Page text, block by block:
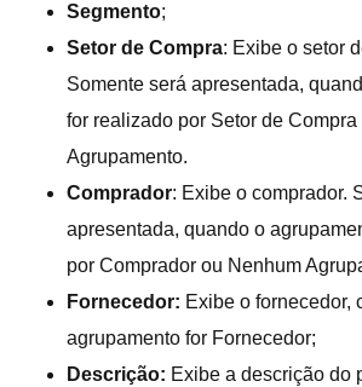
Segmento;
Setor de Compra: Exibe o setor
Somente será apresentada,
for realizado por Setor de
Agrupamento.
Comprador: Exibe o comprador.
apresentada, quando o
por Comprador ou Nenhum
Fornecedor: Exibe o fornecedor,
agrupamento for Fornecedor;
Descrição: Exibe a descrição do